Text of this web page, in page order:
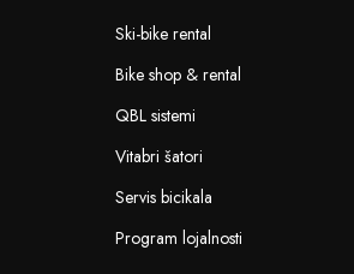
Ski-bike rental
Bike shop & rental
QBL sistemi
Vitabri šatori
Servis bicikala
Program lojalnosti